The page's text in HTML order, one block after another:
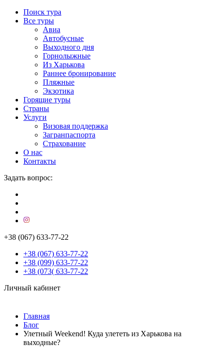
Поиск тура
Все туры
Авиа
Автобусные
Выходного дня
Горнолыжные
Из Харькова
Раннее бронирование
Пляжные
Экзотика
Горящие туры
Страны
Услуги
Визовая поддержка
Загранпаспорта
Страхование
О нас
Контакты
Задать вопрос:
+38 (067) 633-77-22
+38 (067) 633-77-22
+38 (099) 633-77-22
+38 (073( 633-77-22
Личный кабинет
Главная
Блог
Улетный Weekend! Куда улететь из Харькова на
выходные?